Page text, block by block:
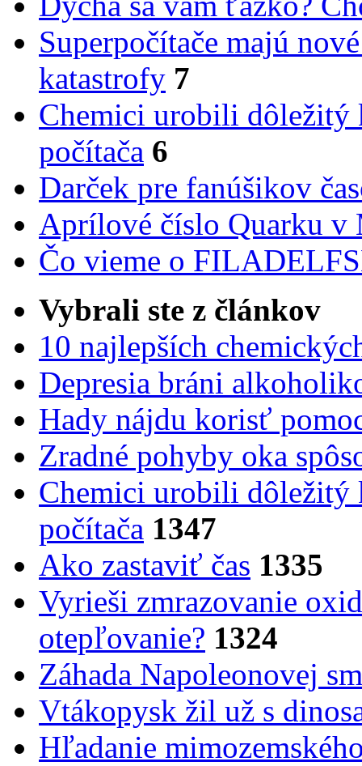
Superpočítače majú
katastrofy 7
Chemici urobili dôležitý
počítača 6
Darček pre fanúšikov
Aprílové číslo Quarku v
Čo vieme o
Vybrali ste z článkov
10 najlepších
Depresia bráni
Hady nájdu korisť
Zradné pohyby oka
Chemici urobili dôležitý
počítača 1347
Ako zastaviť čas 1335
Vyrieši zmrazovanie
otepľovanie? 1324
Záhada Napoleonovej
Vtákopysk žil už s
Hľadanie